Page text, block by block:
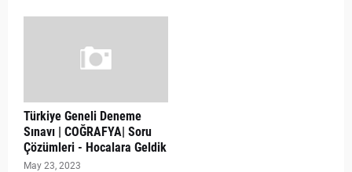
Türkiye Geneli Deneme
Sınavı | COĞRAFYA| Soru
Çözümleri - Hocalara Geldik
May 23, 2023